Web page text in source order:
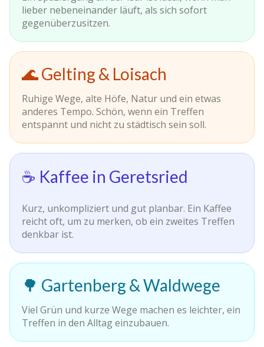
lieber nebeneinander läuft, als sich sofort
gegenüberzusitzen.
🌊 Gelting & Loisach
Ruhige Wege, alte Höfe, Natur und ein etwas
anderes Tempo. Schön, wenn ein Treffen
entspannt und nicht zu städtisch sein soll.
☕ Kaffee in Geretsried
Kurz, unkompliziert und gut planbar. Ein Kaffee
reicht oft, um zu merken, ob ein zweites Treffen
denkbar ist.
🌳 Gartenberg & Waldwege
Viel Grün und kurze Wege machen es leichter, ein
Treffen in den Alltag einzubauen.